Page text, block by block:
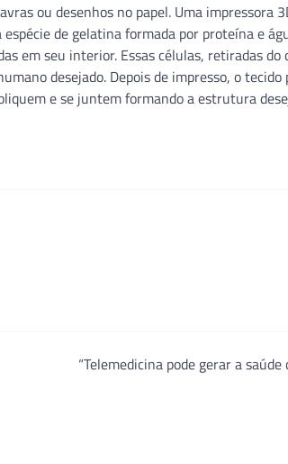
ou desenhos no papel. Uma impressora
de gelatina formada por proteína e
em seu interior. Essas células, retiradas do
desejado. Depois de impresso, o tecido
e se juntem formando a estrutura
“Telemedicina pode gerar a